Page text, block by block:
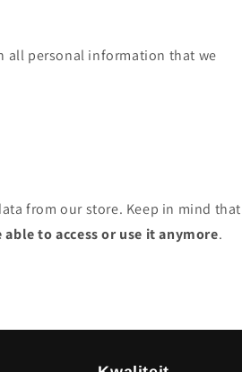
all personal information that we
from our store. Keep in mind that
to access or use it anymore.